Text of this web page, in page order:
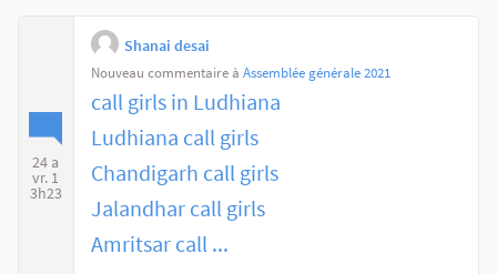
24 a
vr. 1
3h23
Shanai desai
Nouveau commentaire à Assemblée générale 2021
call girls in Ludhiana
Ludhiana call girls
Chandigarh call girls
Jalandhar call girls
Amritsar call ...